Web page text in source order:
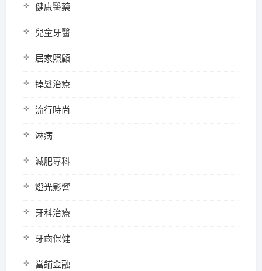
健康醫藥
兒童牙醫
居家照顧
掉髮治療
流行時尚
淋病
減肥專科
燈光影響
牙科治療
牙齒保健
當鋪金融